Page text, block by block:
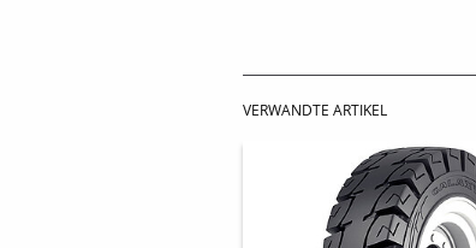
VERWANDTE ARTIKEL